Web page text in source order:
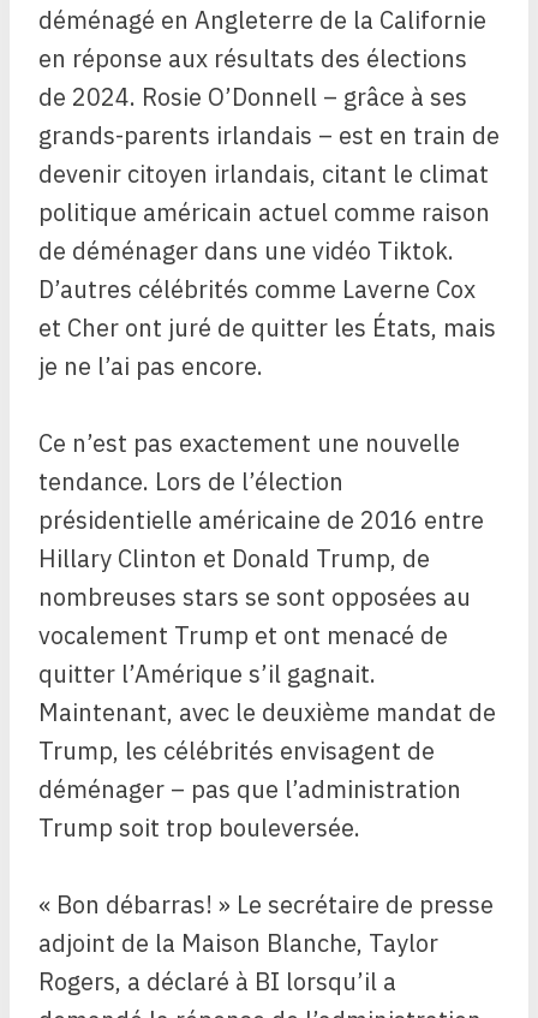
déménagé en Angleterre de la Californie
en réponse aux résultats des élections
de 2024. Rosie O’Donnell – grâce à ses
grands-parents irlandais – est en train de
devenir citoyen irlandais, citant le climat
politique américain actuel comme raison
de déménager dans une vidéo Tiktok.
D’autres célébrités comme Laverne Cox
et Cher ont juré de quitter les États, mais
je ne l’ai pas encore.
Ce n’est pas exactement une nouvelle
tendance. Lors de l’élection
présidentielle américaine de 2016 entre
Hillary Clinton et Donald Trump, de
nombreuses stars se sont opposées au
vocalement Trump et ont menacé de
quitter l’Amérique s’il gagnait.
Maintenant, avec le deuxième mandat de
Trump, les célébrités envisagent de
déménager – pas que l’administration
Trump soit trop bouleversée.
« Bon débarras! » Le secrétaire de presse
adjoint de la Maison Blanche, Taylor
Rogers, a déclaré à BI lorsqu’il a